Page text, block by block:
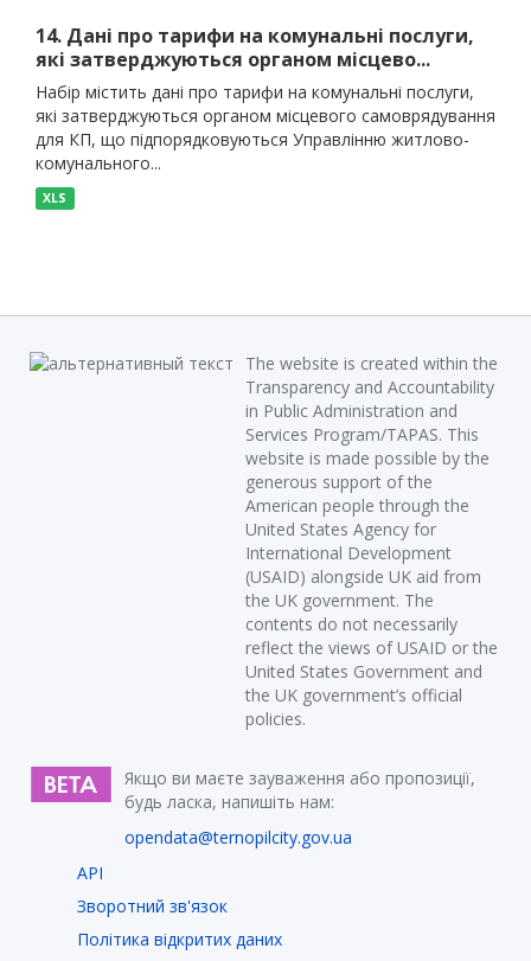
14. Дані про тарифи на комунальні послуги,
які затверджуються органом місцево...
Набір містить дані про тарифи на комунальні послуги,
які затверджуються органом місцевого самоврядування
для КП, що підпорядковуються Управлінню житлово-
комунального...
XLS
The website is created within the
Transparency and Accountability
in Public Administration and
Services Program/TAPAS. This
website is made possible by the
generous support of the
American people through the
United States Agency for
International Development
(USAID) alongside UK aid from
the UK government. The
contents do not necessarily
reflect the views of USAID or the
United States Government and
the UK government’s official
policies.
Якщо ви маєте зауваження або пропозиції,
будь ласка, напишіть нам:
opendata@ternopilcity.gov.ua
API
Зворотний зв'язок
Політика відкритих даних